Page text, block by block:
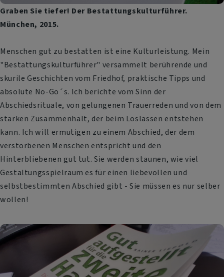
Graben Sie tiefer! Der Bestattungskulturführer.
München, 2015.
Menschen gut zu bestatten ist eine Kulturleistung. Mein
"Bestattungskulturführer" versammelt berührende und
skurile Geschichten vom Friedhof, praktische Tipps und
absolute No-Go´s. Ich berichte vom Sinn der
Abschiedsrituale, von gelungenen Trauerreden und von dem
starken Zusammenhalt, der beim Loslassen entstehen
kann. Ich will ermutigen zu einem Abschied, der dem
verstorbenen Menschen entspricht und den
Hinterbliebenen gut tut. Sie werden staunen, wie viel
Gestaltungsspielraum es für einen liebevollen und
selbstbestimmten Abschied gibt - Sie müssen es nur selber
wollen!